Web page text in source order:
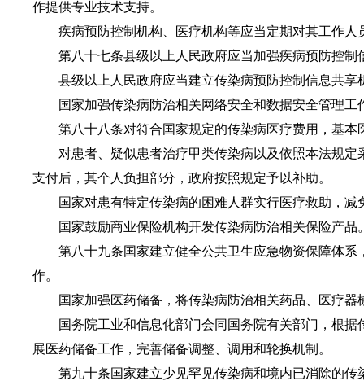
作提供专业技术支持。
疾病预防控制机构、医疗机构等应当定期对其工作人
第八十七条县级以上人民政府应当加强疾病预防控制
县级以上人民政府应当建立传染病预防控制信息共享
国家加强传染病防治相关网络安全和数据安全管理工
第八十八条对符合国家规定的传染病医疗费用，基本
对患者、疑似患者治疗甲类传染病以及依照本法规定
支付后，其个人负担部分，政府按照规定予以补助。
国家对患有特定传染病的困难人群实行医疗救助，减
国家鼓励商业保险机构开发传染病防治相关保险产品
第八十九条国家建立健全公共卫生应急物资保障体系
作。
国家加强医药储备，将传染病防治相关药品、医疗器
国务院工业和信息化部门会同国务院有关部门，根据
展医药储备工作，完善储备调整、调用和轮换机制。
第九十条国家建立少见罕见传染病和境内已消除的传